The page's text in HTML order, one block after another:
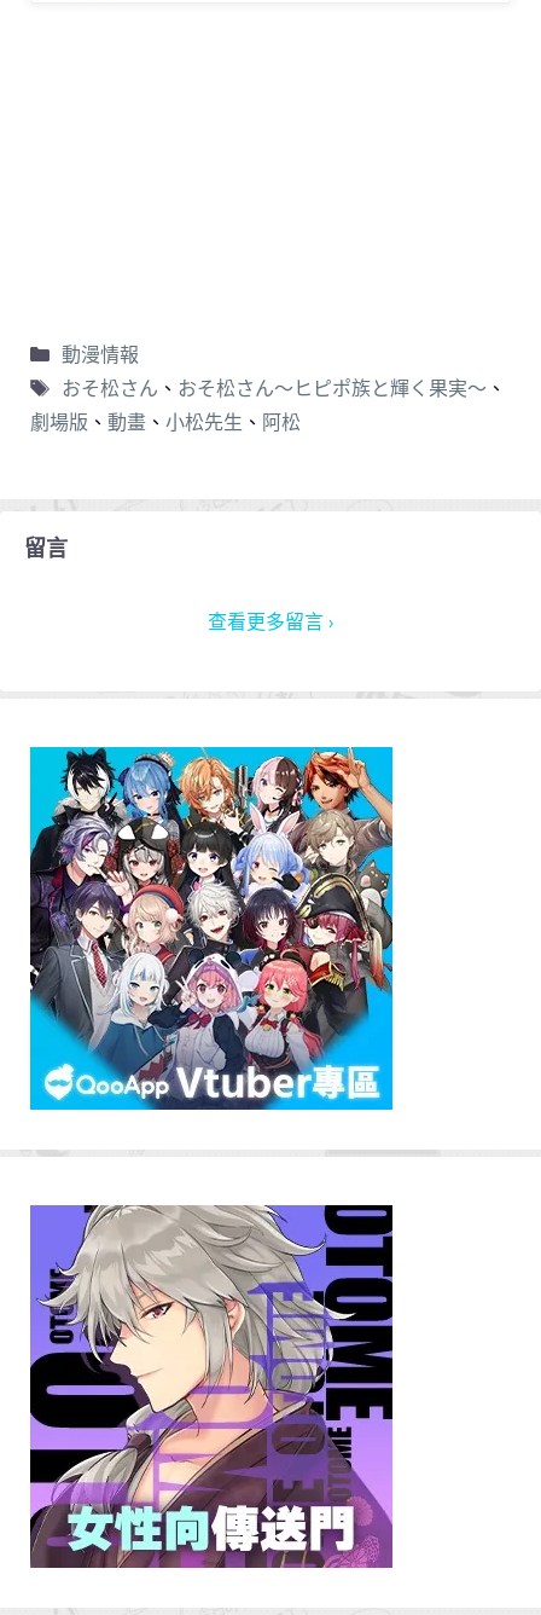
動漫情報
おそ松さん 、 おそ松さん～ヒピポ族と輝く果実～ 、
劇場版 、 動畫 、 小松先生 、 阿松
留言
查看更多留言 ›